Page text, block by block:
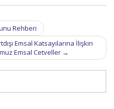
Rehberi
Emsal Katsayılarına İlişkin
Emsal Cetveller →